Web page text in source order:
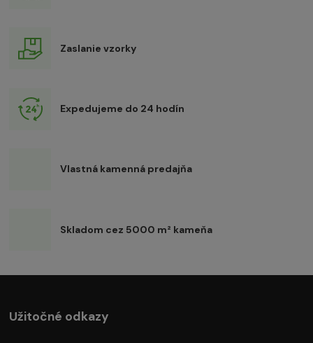
Zaslanie vzorky
Expedujeme do 24 hodín
Vlastná kamenná predajňa
Skladom cez 5000 m² kameňa
Užitočné odkazy